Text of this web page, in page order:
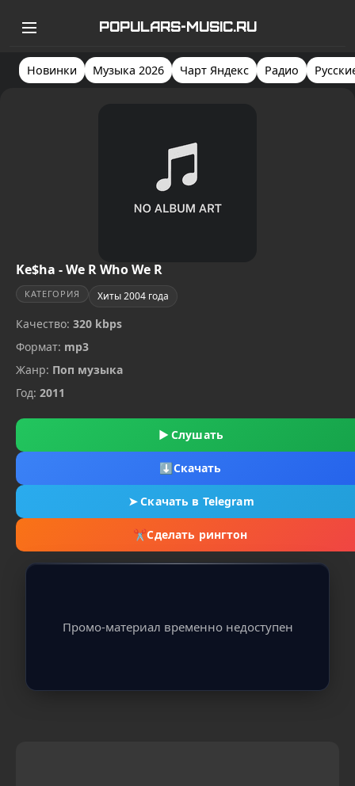
POPULARS-MUSIC.RU
Новинки Музыка 2026 Чарт Яндекс Радио
Ke$ha - We R Who We R
КАТЕГОРИЯ Хиты 2004 года
Качество: 320 kbps
Формат: mp3
Жанр: Поп музыка
Год: 2011
▶ Слушать
⬇Скачать
➤Скачать в Telegram
✂Сделать рингтон
Промо-материал временно недоступен